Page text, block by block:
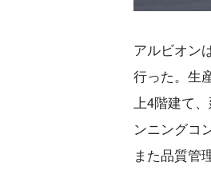
アルビオン
行った。生
上4階建て
ンニングコ
また品質管